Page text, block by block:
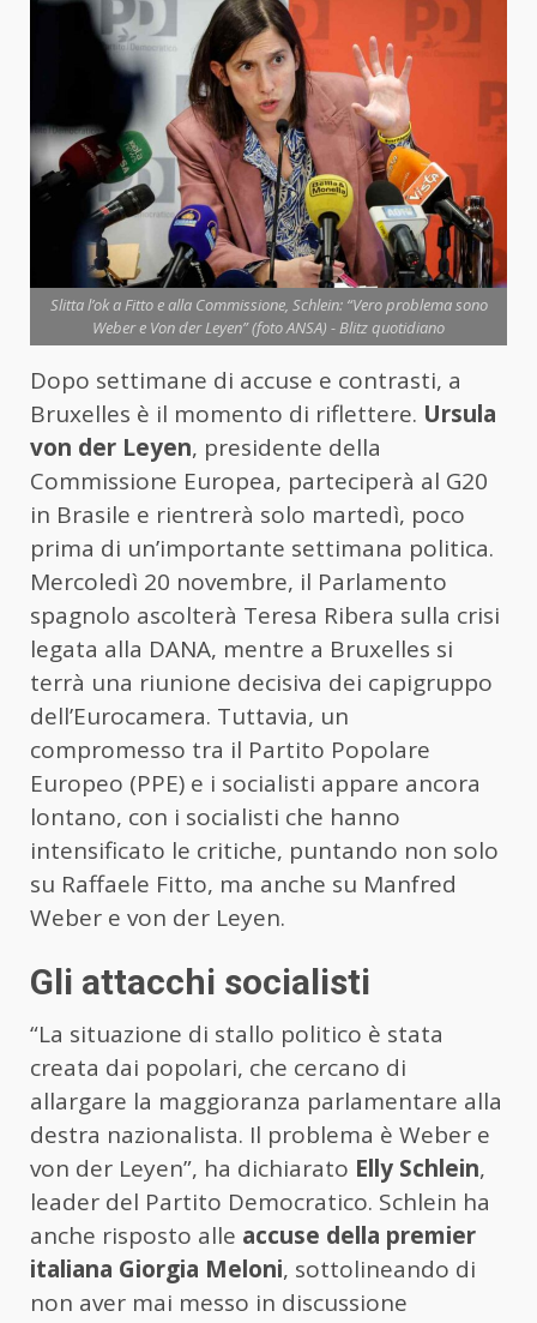
Slitta l’ok a Fitto e alla Commissione, Schlein: “Vero problema sono
Weber e Von der Leyen” (foto ANSA) - Blitz quotidiano
Dopo settimane di accuse e contrasti, a
Bruxelles è il momento di riflettere. Ursula
von der Leyen, presidente della
Commissione Europea, parteciperà al G20
in Brasile e rientrerà solo martedì, poco
prima di un’importante settimana politica.
Mercoledì 20 novembre, il Parlamento
spagnolo ascolterà Teresa Ribera sulla crisi
legata alla DANA, mentre a Bruxelles si
terrà una riunione decisiva dei capigruppo
dell’Eurocamera. Tuttavia, un
compromesso tra il Partito Popolare
Europeo (PPE) e i socialisti appare ancora
lontano, con i socialisti che hanno
intensificato le critiche, puntando non solo
su Raffaele Fitto, ma anche su Manfred
Weber e von der Leyen.
Gli attacchi socialisti
“La situazione di stallo politico è stata
creata dai popolari, che cercano di
allargare la maggioranza parlamentare alla
destra nazionalista. Il problema è Weber e
von der Leyen”, ha dichiarato Elly Schlein,
leader del Partito Democratico. Schlein ha
anche risposto alle accuse della premier
italiana Giorgia Meloni, sottolineando di
non aver mai messo in discussione